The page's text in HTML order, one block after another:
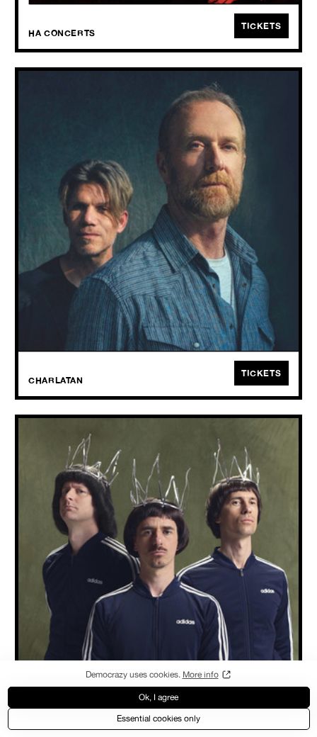
Democrazy uses cookies. More info
Ok, I agree
Essential cookies only
HA CONCERTS
TICKETS
THU
22.10
2026
Swell, de cultband van de late David Freel, komt naar de Charlatan
met een nieuwe bezetting en het volledige repertoire.
CHARLATAN
TICKETS
THU
22.10
2026
UBERDOPE (EXTRA SHOW)
Uitgespeeld
Uberdope is uitgespeeld. Bijna, althans. De Gentse grootheden
definitief de stekker uit zichzelf trekken.
CLUB WINTERCIRCUS
SOLD OUT